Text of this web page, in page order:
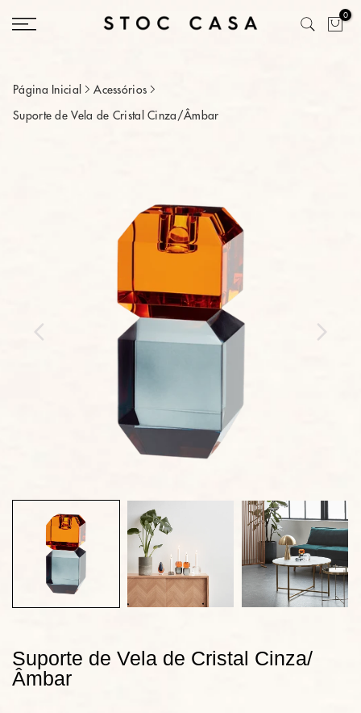
Saltar
0
Página Inicial Acessórios
Suporte de Vela de Cristal Cinza/Âmbar
Suporte de Vela de Cristal Cinza/
Âmbar